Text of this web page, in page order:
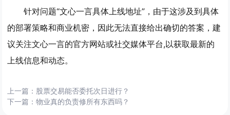
针对问题“文心一言具体上线地址”，由于这涉及到具体
的部署策略和商业机密，因此无法直接给出确切的答案，建
议关注文心一言的官方网站或社交媒体平台,以获取最新的
上线信息和动态。
上一篇： 股票交易能否委托次日进行？
下一篇：物业真的负责修所有东西吗？